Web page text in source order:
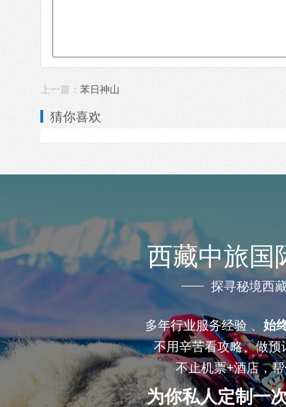
上一篇： 苯日神山
猜你喜欢
西藏中旅国
探寻秘境西
多年行业服务经验 、 始
不用辛苦看攻略、做预
不止机票+酒店，
为你私人定制一